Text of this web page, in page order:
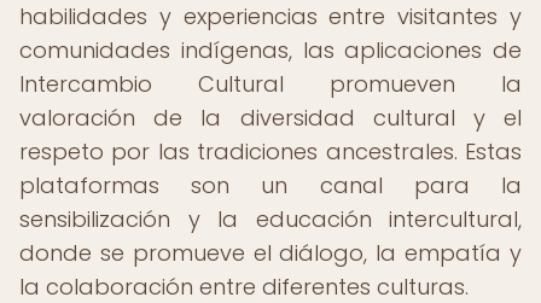
habilidades y experiencias entre visitantes y
comunidades indígenas, las aplicaciones de
Intercambio Cultural promueven la
valoración de la diversidad cultural y el
respeto por las tradiciones ancestrales. Estas
plataformas son un canal para la
sensibilización y la educación intercultural,
donde se promueve el diálogo, la empatía y
la colaboración entre diferentes culturas.